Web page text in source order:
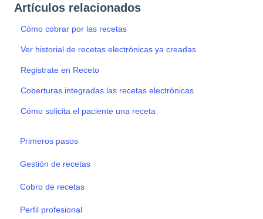
Artículos relacionados
Cómo cobrar por las recetas
Ver historial de recetas electrónicas ya creadas
Registrate en Receto
Coberturas integradas las recetas electrónicas
Cómo solicita el paciente una receta
Primeros pasos
Gestión de recetas
Cobro de recetas
Perfil profesional